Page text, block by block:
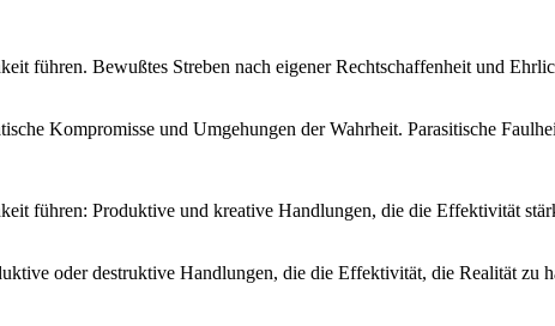
führen. Bewußtes Streben nach eigener Rechtschaffenheit und
Kompromisse und Umgehungen der Wahrheit. Parasitische
führen: Produktive und kreative Handlungen, die die Effektivität
oder destruktive Handlungen, die die Effektivität, die Realität zu